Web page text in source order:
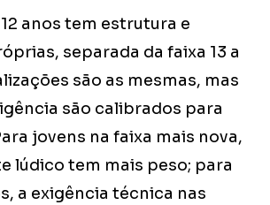
anos tem estrutura e
separada da faixa 13 a
são as mesmas, mas
são calibrados para
jovens na faixa mais nova,
lúdico tem mais peso; para
a exigência técnica nas